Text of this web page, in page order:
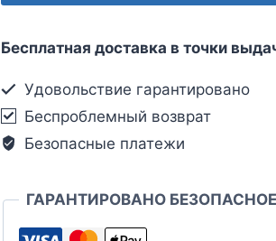
Бесплатная доставка в точки
Удовольствие гарантировано
Беспроблемный возврат
Безопасные платежи
ГАРАНТИРОВАНО